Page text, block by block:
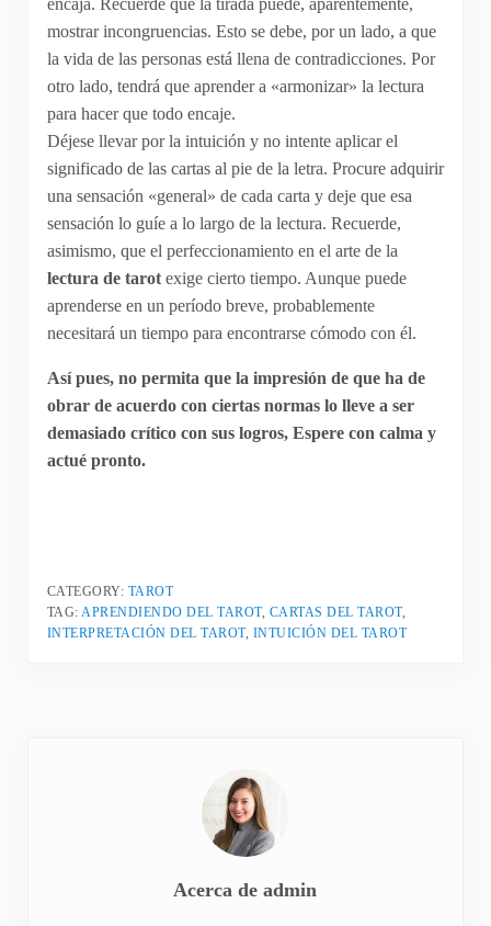
encaja. Recuerde que la tirada puede, aparentemente,
mostrar incongruencias. Esto se debe, por un lado, a que
la vida de las personas está llena de contradicciones. Por
otro lado, tendrá que aprender a «armonizar» la lectura
para hacer que todo encaje.
Déjese llevar por la intuición y no intente aplicar el
significado de las cartas al pie de la letra. Procure adquirir
una sensación «general» de cada carta y deje que esa
sensación lo guíe a lo largo de la lectura. Recuerde,
asimismo, que el perfeccionamiento en el arte de la
lectura de tarotexige cierto tiempo. Aunque puede
aprenderse en un período breve, probablemente
necesitará un tiempo para encontrarse cómodo con él.
Así pues, no permita que la impresión de que ha de
obrar de acuerdo con ciertas normas lo lleve a ser
demasiado crítico con sus logros, Espere con calma y
actué pronto.
CATEGORY: TAROT
TAG:APRENDIENDO DEL TAROT, CARTAS DEL TAROT,
INTERPRETACIÓN DEL TAROT, INTUICIÓN DEL TAROT
Acerca deadmin